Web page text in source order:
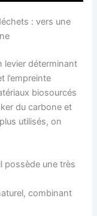
: vers une
levier déterminant
l’empreinte
biosourcés
du carbone et
utilisés, on
possède une très
combinant